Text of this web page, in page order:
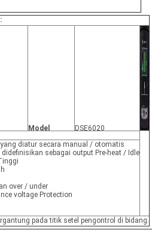
Model
DSE6020
diatur secara manual / otomatis
sebagai output Pre-heat / Idle
over / under
voltage Protection
pada titik setel pengontrol di bidang.